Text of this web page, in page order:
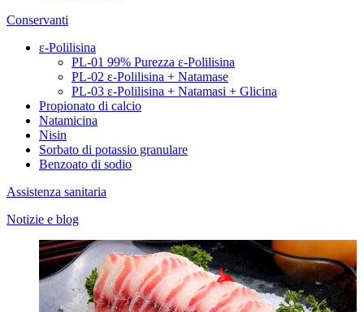
Conservanti
ε-Polilisina
PL-01 99% Purezza ε-Polilisina
PL-02 ε-Polilisina + Natamase
PL-03 ε-Polilisina + Natamasi + Glicina
Propionato di calcio
Natamicina
Nisin
Sorbato di potassio granulare
Benzoato di sodio
Assistenza sanitaria
Notizie e blog